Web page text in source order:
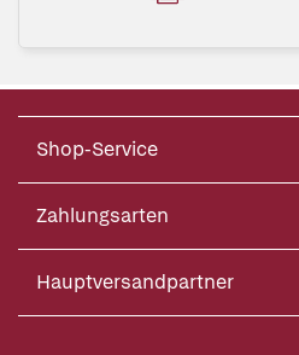
Shop-Service
Zahlungsarten
Hauptversandpartner